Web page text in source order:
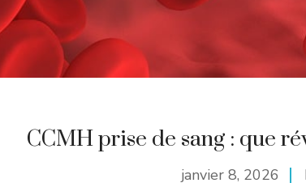
CCMH prise de sang : que
janvier 8, 2026